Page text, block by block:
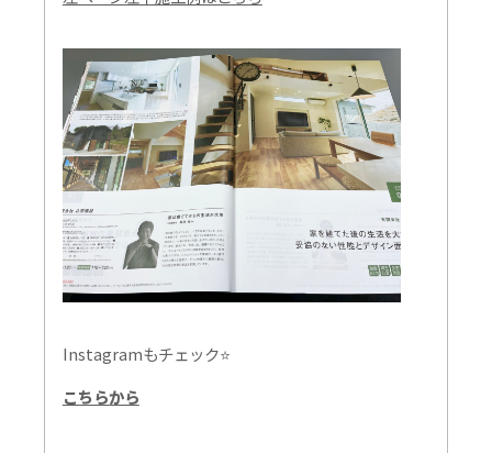
Instagramもチェック⭐
こちらから